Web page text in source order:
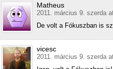
Matheus
2011. március 9. szerda
De volt a Fókuszban is
vicesc
2011. március 9. szerda